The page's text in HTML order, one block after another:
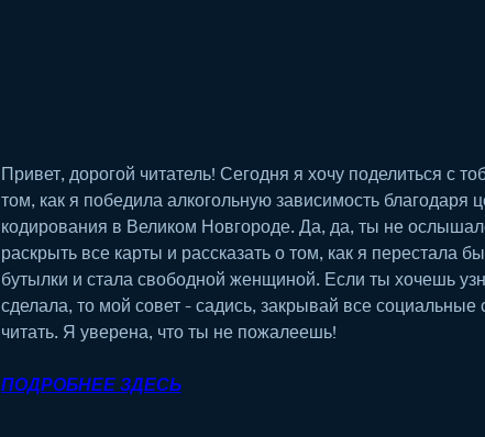
Привет, дорогой читатель! Сегодня я хочу поделиться с
том, как я победила алкогольную зависимость благодаря
кодирования в Великом Новгороде. Да, да, ты не
раскрыть все карты и рассказать о том, как я перестала
бутылки и стала свободной женщиной. Если ты хочешь
сделала, то мой совет - садись, закрывай все социальные
читать. Я уверена, что ты не пожалеешь!
ПОДРОБНЕЕ ЗДЕСЬ